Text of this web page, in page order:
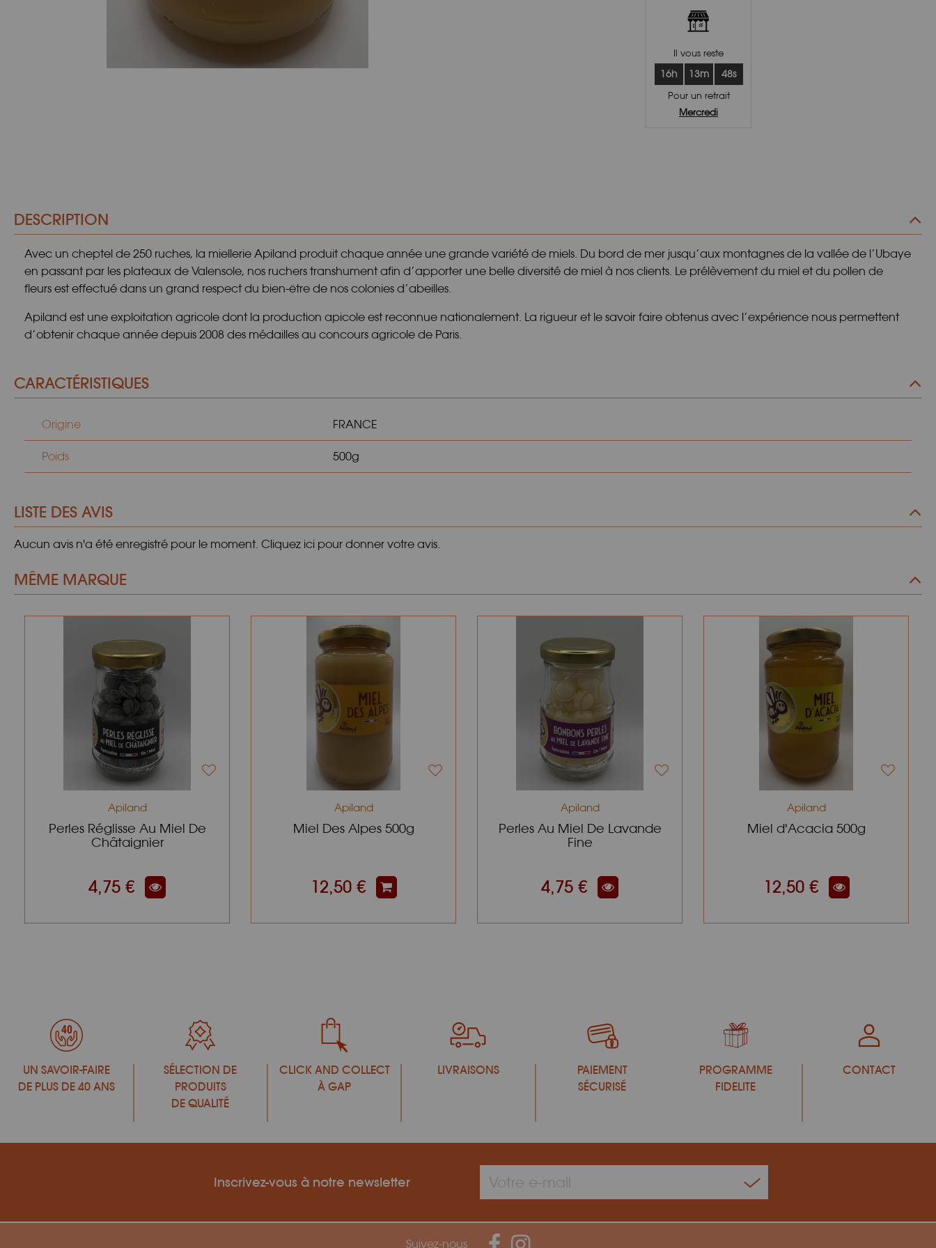
Il vous reste
16h 13m 47s
Pour un retrait
Mercredi
DESCRIPTION
Avec un cheptel de 250 ruches, la miellerie Apiland produit chaque année une grande variété de miels. Du bord de mer jusqu’aux montagnes de la vallée de l’Ubaye
en passant par les plateaux de Valensole, nos ruchers transhument afin d’apporter une belle diversité de miel à nos clients. Le prélèvement du miel et du pollen de
fleurs est effectué dans un grand respect du bien-être de nos colonies d’abeilles.
Apiland est une exploitation agricole dont la production apicole est reconnue nationalement. La rigueur et le savoir faire obtenus avec l’expérience nous permettent
d’obtenir chaque année depuis 2008 des médailles au concours agricole de Paris.
CARACTÉRISTIQUES
Origine FRANCE
Poids 500g
LISTE DES AVIS
Aucun avis n'a été enregistré pour le moment. Cliquez ici pour donner votre avis.
MÊME MARQUE
Apiland
Perles Réglisse Au Miel De
Châtaignier
4,75 €
Apiland
Miel Des Alpes 500g
12,50 €
Apiland
Perles Au Miel De Lavande
Fine
4,75 €
Apiland
Miel d'Acacia 500g
12,50 €
UN SAVOIR-FAIRE
DE PLUS DE 40 ANS
SÉLECTION DE
PRODUITS
DE QUALITÉ
CLICK AND COLLECT
À GAP
LIVRAISONS
PAIEMENT
SÉCURISÉ
PROGRAMME
FIDELITE
CONTACT
Inscrivez-vous à notre newsletter
Suivez-nous